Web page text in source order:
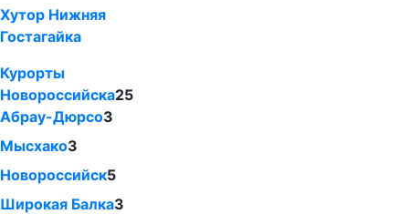
Хутор Нижняя
Гостагайка
Курорты
Новороссийска25
Абрау-Дюрсо3
Мысхако3
Новороссийск5
Широкая Балка3